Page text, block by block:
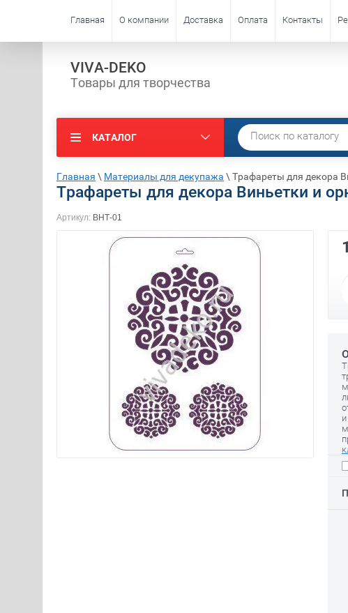
Главная О компании Доставка Оплата Контакты
VIVA-DEKO
Товары для творчества
КАТАЛОГ
Мастихин для работы с
пастами, арт K3T07, Stamperia
Мастихин для работы с
пастами, арт K3T08,
390
Главная \ Материалы для декупажа \ Трафареты для декора
Трафареты для декора Виньетки и
Артикул: ВНТ-01